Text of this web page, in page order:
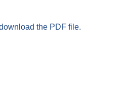
the PDF file.